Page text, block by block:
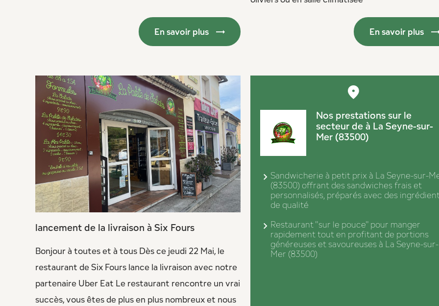
En savoir plus En savoir plus
lancement de la livraison à Six Fours
Bonjour à toutes et à tous Dès ce jeudi 22 Mai, le
restaurant de Six Fours lance la livraison avec notre
partenaire Uber Eat Le restaurant rencontre un vrai
succès, vous êtes de plus en plus nombreux et nous
Nos prestations sur le
secteur de à La Seyne-sur-
Mer (83500)
Sandwicherie à petit prix à La Seyne-sur-
(83500) offrant des sandwiches frais et
personnalisés, préparés avec des
de qualité
Restaurant "sur le pouce" pour manger
rapidement tout en profitant de portions
généreuses et savoureuses à La Seyne-sur-
Mer (83500)